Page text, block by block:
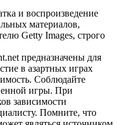
и воспроизведение
материалов,
Getty Images, строго
предназначены для
в азартных играх
Соблюдайте
игры. При
зависимости
Помните, что